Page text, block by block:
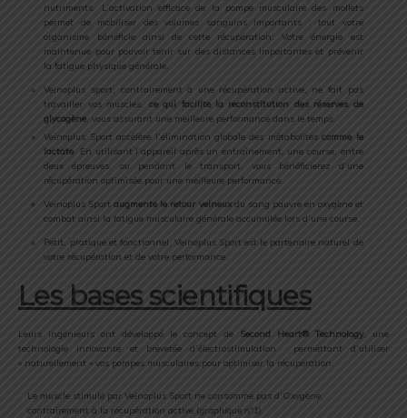
nutriments. L’activation efficace de la pompe musculaire des mollets
permet de mobiliser des volumes sanguins importants : tout votre
organisme bénéficie ainsi de cette récupération. Votre énergie est
maintenue pour pouvoir tenir sur des distances importantes et prévenir
la fatigue physique générale.
Veinoplus sport, contrairement à une récupération active, ne fait pas
travailler vos muscles, ce qui facilite la reconstitution des réserves de
glycogène, vous assurant une meilleure performance dans le temps.
Veinoplus Sport accélère l’élimination globale des métabolites comme le
lactate. En utilisant l’appareil après un entraînement, une course, entre
deux épreuves, ou pendant le transport, vous bénéficierez d’une
récupération optimisée pour une meilleure performance.
Veinoplus Sportaugmente le retour veineuxdu sang pauvre en oxygène et
combat ainsi la fatigue musculaire générale accumulée lors d’une course.
Petit, pratique et fonctionnel, Veinoplus Sport est le partenaire naturel de
votre récupération et de votre performance.
Les bases scientifiques
Leurs ingénieurs ont développé le concept de Second Heart® Technology, une
technologie innovante et brevetée d’électrostimulation permettant d’utiliser
« naturellement » vos pompes musculaires pour optimiser la récupération.
Le muscle stimulé par Veinoplus Sport ne consomme pas d’Oxygène,
contrairement à la récupération active (graphique n°1).